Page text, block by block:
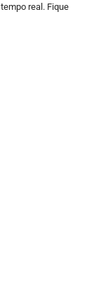
real. Fique